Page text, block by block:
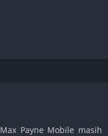
Max Payne Mobile masih